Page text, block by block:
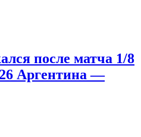
после матча 1/8
Аргентина —